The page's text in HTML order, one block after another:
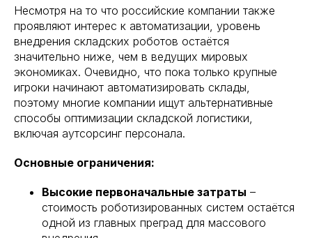
Несмотря на то что российские компании также
проявляют интерес к автоматизации, уровень
внедрения складских роботов остаётся
значительно ниже, чем в ведущих мировых
экономиках. Очевидно, что пока только крупные
игроки начинают автоматизировать склады,
поэтому многие компании ищут альтернативные
способы оптимизации складской логистики,
включая аутсорсинг персонала.
Основные ограничения:
Высокие первоначальные затраты –
стоимость роботизированных систем остаётся
одной из главных преград для массового